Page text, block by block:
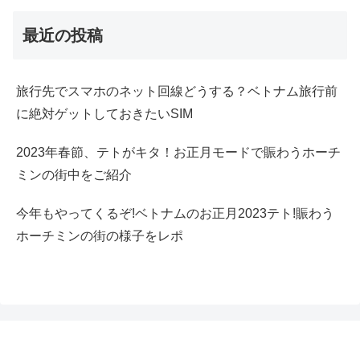
最近の投稿
旅行先でスマホのネット回線どうする？ベトナム旅行前
に絶対ゲットしておきたいSIM
2023年春節、テトがキタ！お正月モードで賑わうホーチ
ミンの街中をご紹介
今年もやってくるぞ!ベトナムのお正月2023テト!賑わう
ホーチミンの街の様子をレポ